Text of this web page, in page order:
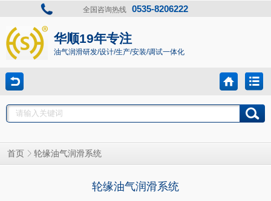
全国咨询热线 0535-8206222
华顺19年专注
油气润滑研发/设计/生产/安装/调试一体化
首页 轮缘油气润滑系统
轮缘油气润滑系统